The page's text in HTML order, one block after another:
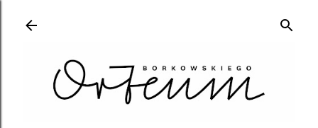
Przejdź do głównej zawartości